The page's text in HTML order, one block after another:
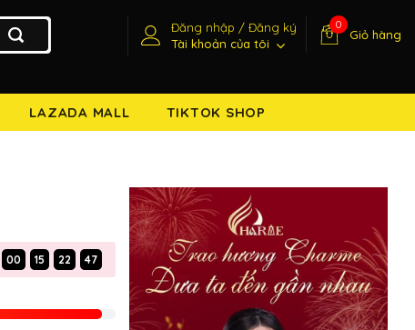
Đăng nhập / Đăng ký
Tài khoản của tôi
0
Giỏ hàng
LAZADA MALL TIKTOK SHOP
00 15 22 46